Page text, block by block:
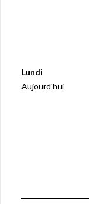
Lundi
Aujourd'hui